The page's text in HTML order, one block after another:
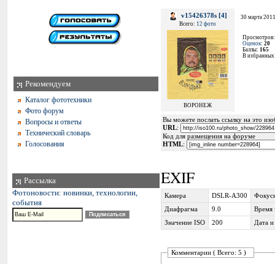
Рекомендуем
Каталог фототехники
Фото форум
Вопросы и ответы
Технический словарь
Голосования
Рассылка
Фотоновости: новинки, технологии,
события
v15426378s [4]
Всего: 12 фото
ВОРОНЕЖ
30 марта
Оценок: 20
Баллы: 165
В
Вы можете послать ссылку на это
URL:
Код для размещения на форуме
HTML:
EXIF
Камера DSLR-A300
Диафрагма
9.0
Время
Значение ISO
200 Дата и
Комментарии ( Всего: 5 )